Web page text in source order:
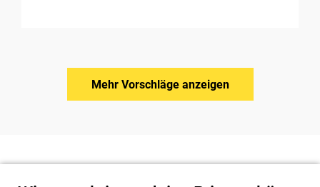
Mehr Vorschläge anzeigen